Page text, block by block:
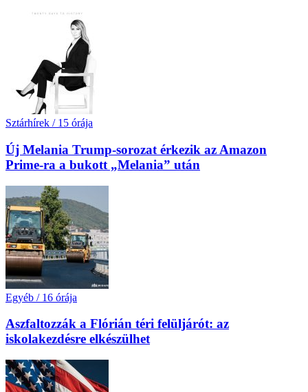
Sztárhírek / 15 órája
Új Melania Trump-sorozat érkezik az Amazon
Prime-ra a bukott „Melania” után
Egyéb / 16 órája
Aszfaltozzák a Flórián téri felüljárót: az
iskolakezdésre elkészülhet